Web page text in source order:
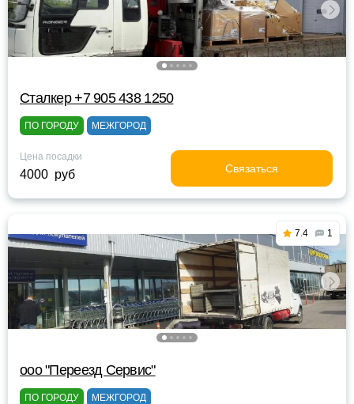
Сталкер +7 905 438 1250
ПО ГОРОДУ МЕЖГОРОД
Цена посадки
4000 руб Связаться
7.4 1
ооо "Переезд Сервис"
ПО ГОРОДУ МЕЖГОРОД